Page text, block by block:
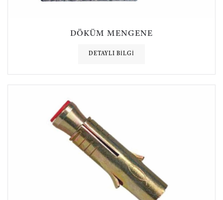
DÖKÜM MENGENE
DETAYLI BILGI